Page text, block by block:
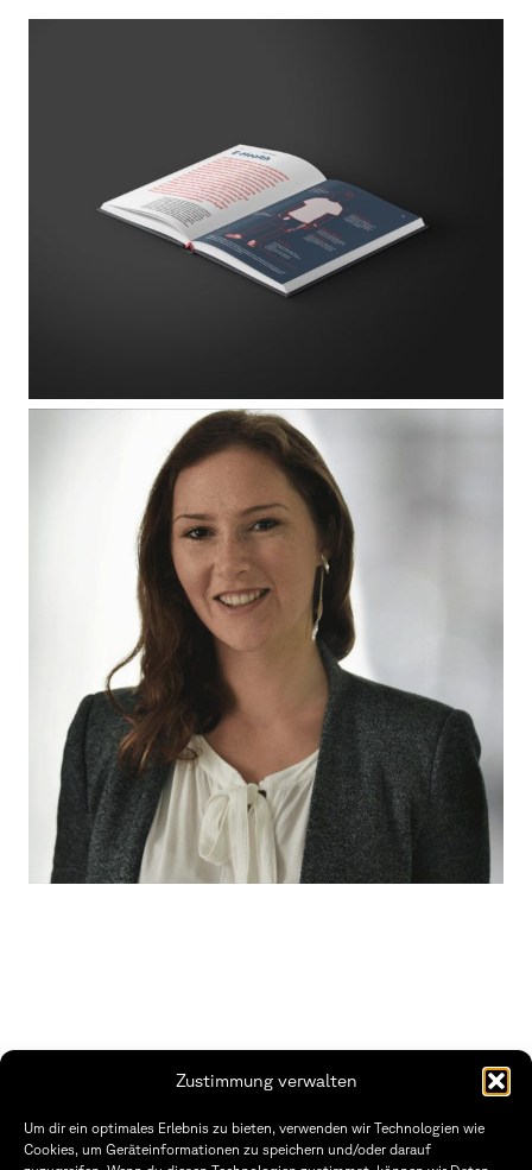
Zustimmung verwalten
Um dir ein optimales Erlebnis zu bieten, verwenden wir Technologien wie
Cookies, um Geräteinformationen zu speichern und/oder darauf
THWS | Fakultät Gestaltung Würzburg
Technische Hochschule
Würzburg-Schweinfurt
Öffnungszeiten Dekanat
Montag – Freitag